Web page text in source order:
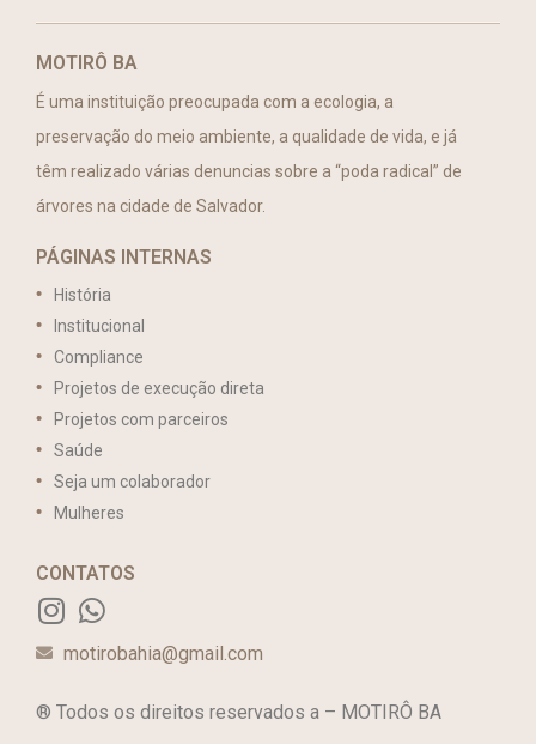
MOTIRÔ BA
É uma instituição preocupada com a ecologia, a
preservação do meio ambiente, a qualidade de vida, e já
têm realizado várias denuncias sobre a “poda radical” de
árvores na cidade de Salvador.
PÁGINAS INTERNAS
História
Institucional
Compliance
Projetos de execução direta
Projetos com parceiros
Saúde
Seja um colaborador
Mulheres
CONTATOS
motirobahia@gmail.com
® Todos os direitos reservados a – MOTIRÔ BA